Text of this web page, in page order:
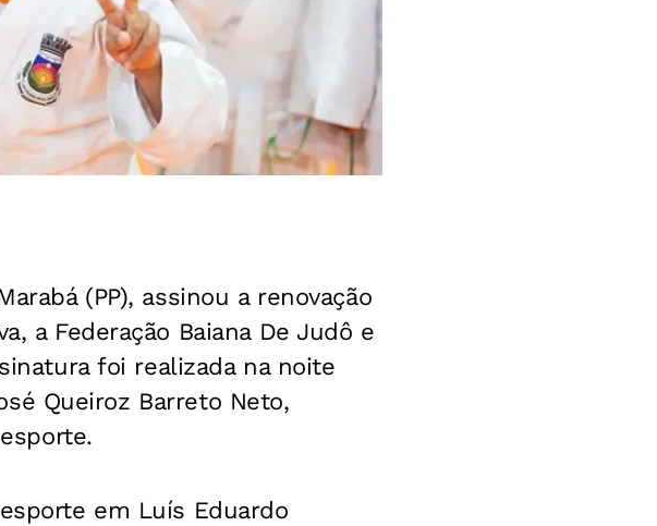
(PP), assinou a renovação
a Federação Baiana De Judô e
foi realizada na noite
Queiroz Barreto Neto,
em Luís Eduardo